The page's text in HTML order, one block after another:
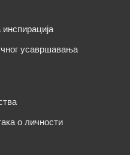
усавршавања
о личности